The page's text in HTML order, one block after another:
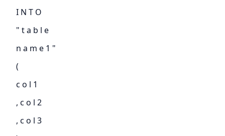
I N T O
" t a b l e
n a m e 1 "
(
c o l 1
, c o l 2
, c o l 3